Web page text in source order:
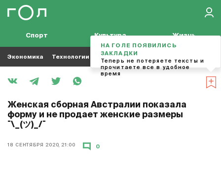
Спорт Культура Жизнь
Экономика Технологии Кино Футбол
Женская сборная Австралии показала
форму и не продает женские размеры
¯\_(ツ)_/¯
18 СЕНТЯБРЯ 2020, 21:00 0
НА ГОЛЕ ПОЯВИЛИСЬ
ЗАКЛАДКИ
Теперь не потеряете тексты и
прочитаете все в удобное
время